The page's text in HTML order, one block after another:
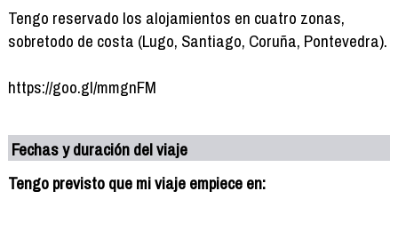
Tengo reservado los alojamientos en cuatro zonas,
sobretodo de costa (Lugo, Santiago, Coruña, Pontevedra).
https://goo.gl/mmgnFM
Fechas y duración del viaje
Tengo previsto que mi viaje empiece en: